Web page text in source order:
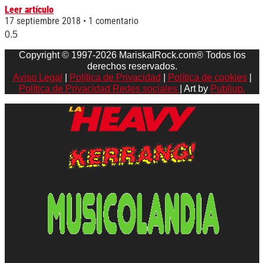
Leer artículo
17 septiembre 2018
1 comentario
Copyright © 1997-2026 MariskalRock.com® Todos los
derechos reservados.
Aviso Legal
Política de Privacidad Política de cookies|
Política de Privacidad Redes sociales
| Art by Publiup.